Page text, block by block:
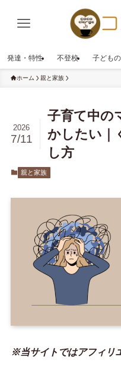
発達・特性 不登校 子ども
ホーム 親と家族
子育て中の
かしたい｜
し方
2026
7/11
親と家族
※当サイトではアフィリ